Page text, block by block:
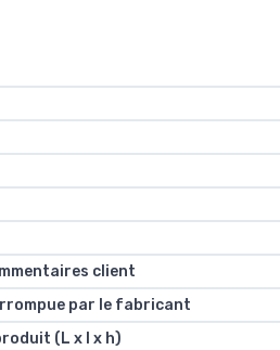
client
par le fabricant
(L x l x h)